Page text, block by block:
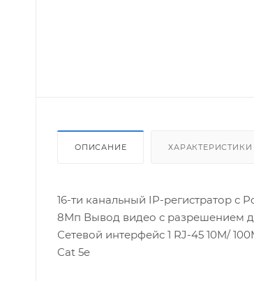
ОПИСАНИЕ ХАРАКТЕРИСТИКИ
16-ти канальный IP-регистратор с
8Мп Вывод видео с разрешением
Сетевой интерфейс 1 RJ-45 10M/
Cat 5e